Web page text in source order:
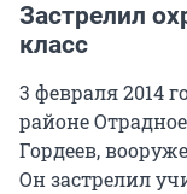
Застрелил
класс
3 февраля 2014
районе
Гордеев,
Он застрелил